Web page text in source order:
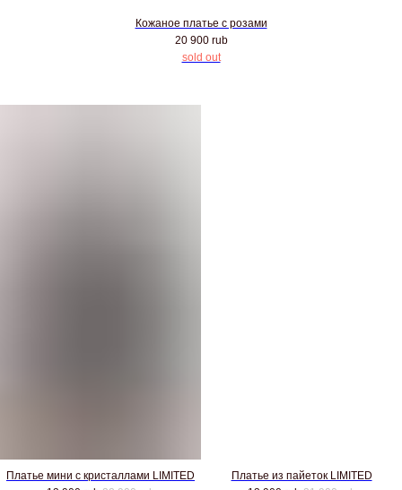
Кожаное платье с розами
20 900 rub
Платье мини с кристаллами LIMITED
Платье из пайеток LIMITED